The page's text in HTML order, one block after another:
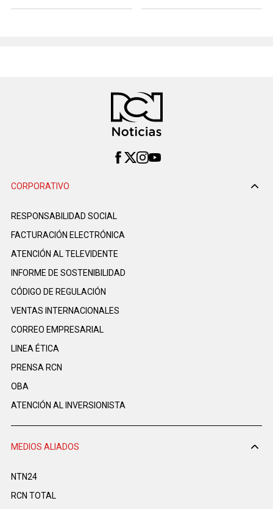
CORPORATIVO
RESPONSABILIDAD SOCIAL
FACTURACIÓN ELECTRÓNICA
ATENCIÓN AL TELEVIDENTE
INFORME DE SOSTENIBILIDAD
CÓDIGO DE REGULACIÓN
VENTAS INTERNACIONALES
CORREO EMPRESARIAL
LINEA ÉTICA
PRENSA RCN
OBA
ATENCIÓN AL INVERSIONISTA
MEDIOS ALIADOS
NTN24
RCN TOTAL